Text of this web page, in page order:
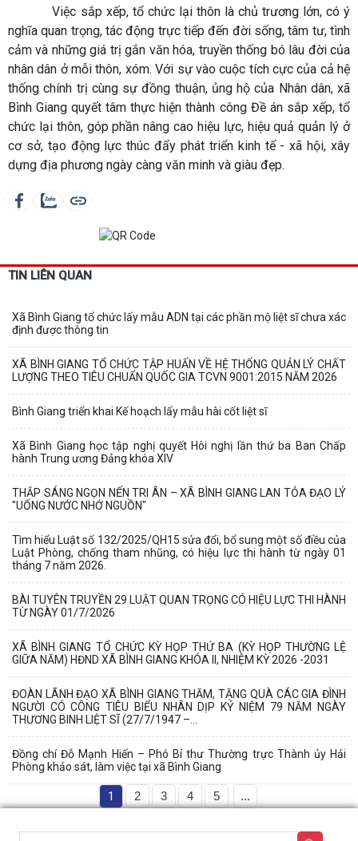
Việc sắp xếp, tổ chức lại thôn là chủ trương lớn, có ý
nghĩa quan trọng, tác động trực tiếp đến đời sống, tâm tư, tình
cảm và những giá trị gắn văn hóa, truyền thống bó lâu đời của
nhân dân ở mỗi thôn, xóm. Với sự vào cuộc tích cực của cả hệ
thống chính trị cùng sự đồng thuận, ủng hộ của Nhân dân, xã
Bình Giang quyết tâm thực hiện thành công Đề án sắp xếp, tổ
chức lại thôn, góp phần nâng cao hiệu lực, hiệu quả quản lý ở
cơ sở, tạo động lực thúc đẩy phát triển kinh tế - xã hội, xây
dựng địa phương ngày càng văn minh và giàu đẹp.
TIN LIÊN QUAN
Xã Bình Giang tổ chức lấy mẫu ADN tại các phần mộ liệt sĩ chưa xác
định được thông tin
XÃ BÌNH GIANG TỔ CHỨC TẬP HUẤN VỀ HỆ THỐNG QUẢN LÝ CHẤT
LƯỢNG THEO TIÊU CHUẨN QUỐC GIA TCVN 9001:2015 NĂM 2026
Bình Giang triển khai Kế hoạch lấy mẫu hài cốt liệt sĩ
Xã Bình Giang học tập nghị quyết Hôi nghị lần thứ ba Ban Chấp
hành Trung ương Đảng khóa XIV
THẮP SÁNG NGỌN NẾN TRI ÂN – XÃ BÌNH GIANG LAN TỎA ĐẠO LÝ
"UỐNG NƯỚC NHỚ NGUỒN"
Tìm hiểu Luật số 132/2025/QH15 sửa đổi, bổ sung một số điều của
Luật Phòng, chống tham nhũng, có hiệu lực thi hành từ ngày 01
tháng 7 năm 2026.
BÀI TUYÊN TRUYỀN 29 LUẬT QUAN TRỌNG CÓ HIỆU LỰC THI HÀNH
TỪ NGÀY 01/7/2026
XÃ BÌNH GIANG TỔ CHỨC KỲ HỌP THỨ BA (KỲ HỌP THƯỜNG LỆ
GIỮA NĂM) HĐND XÃ BÌNH GIANG KHÓA II, NHIỆM KỲ 2026 -2031
ĐOÀN LÃNH ĐẠO XÃ BÌNH GIANG THĂM, TẶNG QUÀ CÁC GIA ĐÌNH
NGƯỜI CÓ CÔNG TIÊU BIỂU NHÂN DỊP KỶ NIỆM 79 NĂM NGÀY
THƯƠNG BINH LIỆT SĨ (27/7/1947 –...
Đồng chí Đỗ Mạnh Hiến – Phó Bí thư Thường trực Thành ủy Hải
Phòng khảo sát, làm việc tại xã Bình Giang
1 2 3 4 5 ...